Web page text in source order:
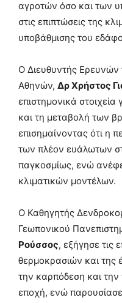
αγροτών όσο και των
στις επιπτώσεις της
υποβάθμισης του
Ο Διευθυντής Ερευνών
Αθηνών, Δρ Χρήστος
επιστημονικά
και τη μεταβολή των
επισημαίνοντας ότι η
των πλέον ευάλωτων
παγκοσμίως, ενώ
κλιματικών μοντέλων.
Ο Καθηγητής
Γεωπονικού
Ρούσσος, εξήγησε τις
θερμοκρασιών και της
την καρπόδεση και
εποχή, ενώ